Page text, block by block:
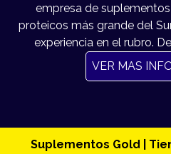
empresa de
proteicos más grande del
experiencia en el rubro.
VER MAS
Suplementos Gold |